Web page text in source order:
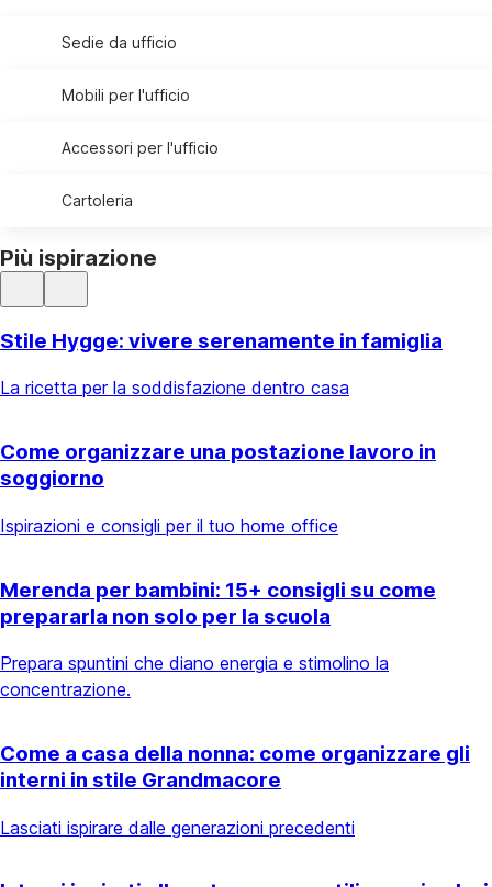
Sedie da ufficio
Mobili per l'ufficio
Accessori per l'ufficio
Cartoleria
Più ispirazione
Stile Hygge: vivere serenamente in famiglia
La ricetta per la soddisfazione dentro casa
Come organizzare una postazione lavoro in
soggiorno
Ispirazioni e consigli per il tuo home office
Merenda per bambini: 15+ consigli su come
prepararla non solo per la scuola
Prepara spuntini che diano energia e stimolino la
concentrazione.
Come a casa della nonna: come organizzare gli
interni in stile Grandmacore
Lasciati ispirare dalle generazioni precedenti